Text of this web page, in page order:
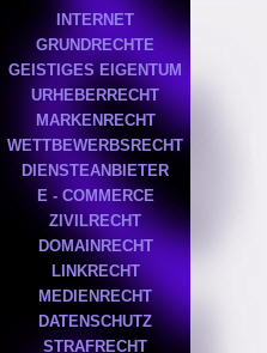
INTERNET
GRUNDRECHTE
GEISTIGES EIGENTUM
URHEBERRECHT
MARKENRECHT
WETTBEWERBSRECHT
DIENSTEANBIETER
E - COMMERCE
ZIVILRECHT
DOMAINRECHT
LINKRECHT
MEDIENRECHT
DATENSCHUTZ
STRAFRECHT